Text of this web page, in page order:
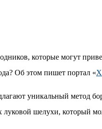
которые могут
Об этом пишет портал «
уникальный метод
луковой шелухи, который